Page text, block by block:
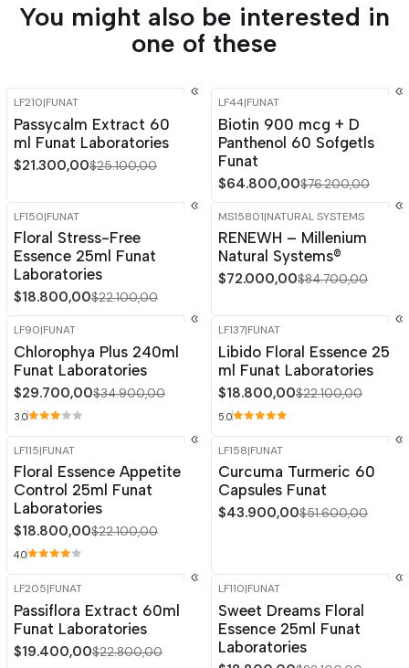
You might also be interested in
one of these
-15%
LF210|FUNAT
Passycalm Extract 60
ml Funat Laboratories
$21.300,00$25.100,00
-15%
LF44|FUNAT
Biotin 900 mcg + D
Panthenol 60 Sofgetls
Funat
$64.800,00$76.200,00
-15% OFF
LF150|FUNAT
Floral Stress-Free
Essence 25ml Funat
Laboratories
$18.800,00$22.100,00
-15% OFF
MS15801|NATURAL SYSTEMS
RENEWH – Millenium
Natural Systems®
$72.000,00$84.700,00
-15%
LF90|FUNAT
Chlorophya Plus 240ml
Funat Laboratories
$29.700,00$34.900,00
3.0
-15%
LF137|FUNAT
Libido Floral Essence 25
ml Funat Laboratories
$18.800,00$22.100,00
5.0
-15% OFF
LF115|FUNAT
Floral Essence Appetite
Control 25ml Funat
Laboratories
$18.800,00$22.100,00
4.0
-15% OFF
LF158|FUNAT
Curcuma Turmeric 60
Capsules Funat
$43.900,00$51.600,00
-15%
LF205|FUNAT
Passiflora Extract 60ml
Funat Laboratories
$19.400,00$22.800,00
-15%
LF110|FUNAT
Sweet Dreams Floral
Essence 25ml Funat
Laboratories